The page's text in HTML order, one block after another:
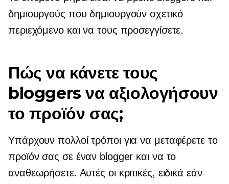
δημιουργούς που δημιουργούν σχετικό
περιεχόμενο και να τους προσεγγίσετε.
Πώς να κάνετε τους
bloggers να αξιολογήσουν
το προϊόν σας;
Υπάρχουν πολλοί τρόποι για να μεταφέρετε το
προϊόν σας σε έναν blogger και να το
αναθεωρήσετε. Αυτές οι κριτικές, ειδικά εάν